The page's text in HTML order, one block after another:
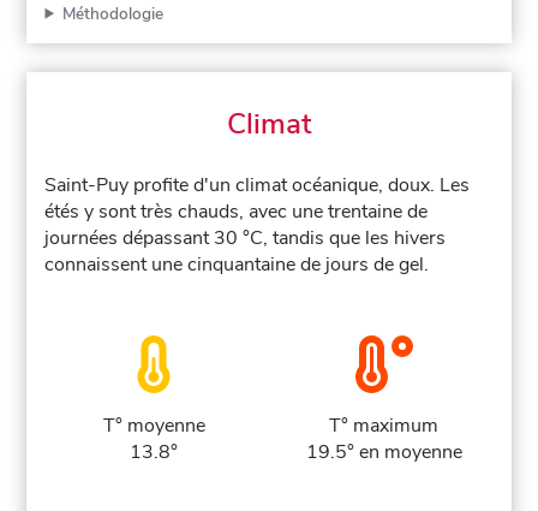
Méthodologie
Climat
Saint-Puy profite d'un climat océanique, doux. Les
étés y sont très chauds, avec une trentaine de
journées dépassant 30 °C, tandis que les hivers
connaissent une cinquantaine de jours de gel.
T° moyenne
13.8°
T° maximum
19.5° en moyenne